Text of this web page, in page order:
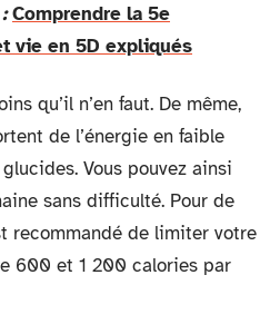
Comprendre la 5e
vie en 5D expliqués
qu’il n’en faut. De même,
de l’énergie en faible
Vous pouvez ainsi
sans difficulté. Pour de
recommandé de limiter votre
600 et 1 200 calories par